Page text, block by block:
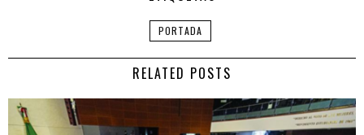
PORTADA
RELATED POSTS